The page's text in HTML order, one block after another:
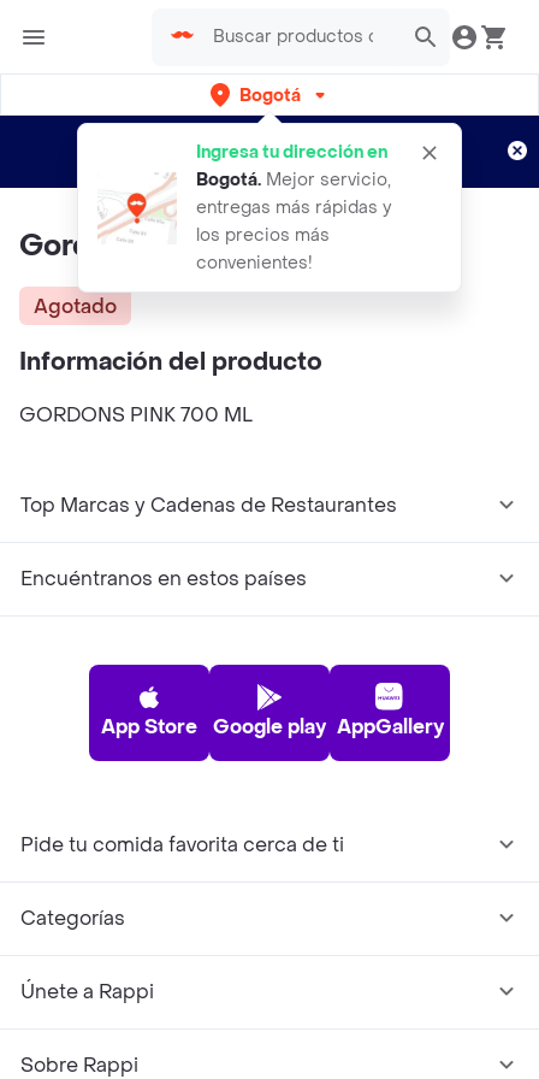
Bogotá
Ingresa tu dirección en
Bogotá. Mejor servicio,
entregas más rápidas y
los precios más
convenientes!
envíos gratis por semanas
Aplican TyC
Gordon's Pink 700 Ml
Agotado
Información del producto
GORDONS PINK 700 ML
Top Marcas y Cadenas de Restaurantes
Encuéntranos en estos países
App Store Google play AppGallery
Pide tu comida favorita cerca de ti
Categorías
Únete a Rappi
Sobre Rappi